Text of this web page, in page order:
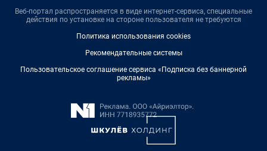
Веб-портал распространяется в виде интернет-сервиса, специальные
действия по установке на стороне пользователя не требуются
Политика использования cookies
Рекомендательные системы
Пользовательское соглашение сервиса «Подписка без баннерной
рекламы»